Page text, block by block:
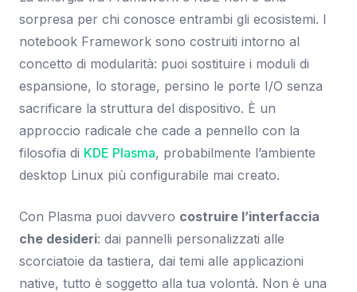
sorpresa per chi conosce entrambi gli ecosistemi. I
notebook Framework sono costruiti intorno al
concetto di modularità: puoi sostituire i moduli di
espansione, lo storage, persino le porte I/O senza
sacrificare la struttura del dispositivo. È un
approccio radicale che cade a pennello con la
filosofia di KDE Plasma, probabilmente l’ambiente
desktop Linux più configurabile mai creato.
Con Plasma puoi davvero costruire l’interfaccia
che desideri: dai pannelli personalizzati alle
scorciatoie da tastiera, dai temi alle applicazioni
native, tutto è soggetto alla tua volontà. Non è una